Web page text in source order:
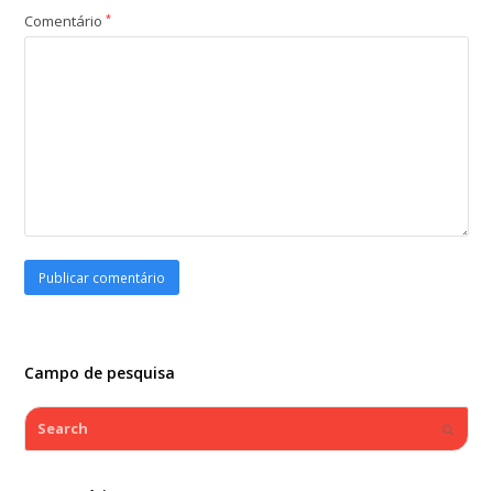
Comentário*
Campo de pesquisa
Search